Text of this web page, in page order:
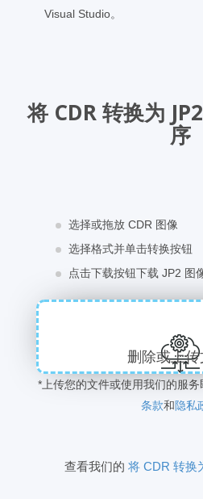
Visual Studio。
将 CDR 转换为
序
选择或拖放 CDR 图像
选择格式并单击转换按钮
点击下载按钮下载 JP2 图
删除或上传
*上传您的文件或使用我们的服
条款和隐私
查看我们的 将 CDR 转换